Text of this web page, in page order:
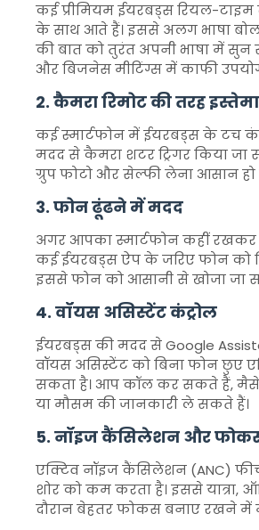
कई प्रीमियम ईयरबड्स रियल-
के साथ आते हैं। इससे अलग भाषा
की बात को तुरंत अपनी भाषा में सुन
और बिजनेस मीटिंग्स में काफी
2. कैमरा रिमोट की तरह
कई स्मार्टफोन में ईयरबड्स के टच
मदद से कैमरा शटर ट्रिगर किया जा
ग्रुप फोटो और सेल्फी लेना आसान हो
3. फोन ढूंढने में मदद
अगर आपका स्मार्टफोन कहीं रखकर
कई ईयरबड्स ऐप के जरिए फोन को
इससे फोन को आसानी से खोजा जा
4. वॉयस असिस्टेंट कंट्रोल
ईयरबड्स की मदद से Google
वॉयस असिस्टेंट को बिना फोन छुए
सकता है। आप कॉल कर सकते हैं,
या मौसम की जानकारी ले सकते हैं।
5. नॉइज कैंसिलेशन और
एक्टिव नॉइज कैंसिलेशन (ANC)
शोर को कम करता है। इससे यात्रा,
दौरान बेहतर फोकस बनाए रखने में